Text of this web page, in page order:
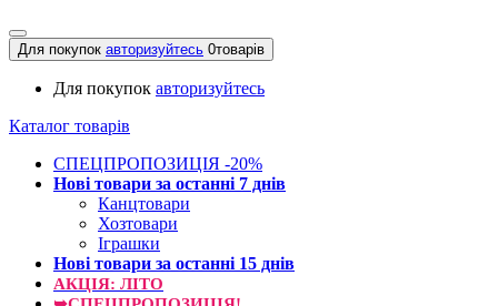
Для покупок авторизуйтесь 0товарів
Для покупок авторизуйтесь
Каталог товарів
СПЕЦПРОПОЗИЦІЯ -20%
Нові товари за останнi 7 днiв
Канцтовари
Хозтовари
Іграшки
Нові товари за останнi 15 днiв
АКЦІЯ: ЛІТО